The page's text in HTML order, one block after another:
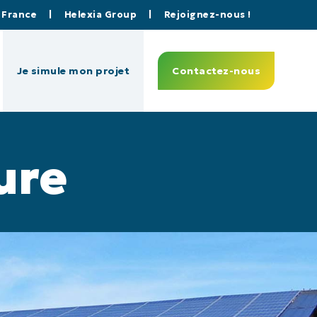
Helexia Group Rejoignez-nous !
Je simule mon projet Contactez-nous